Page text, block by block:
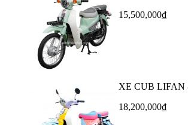
15,500,000₫
XE CUB LIFAN
18,200,000₫